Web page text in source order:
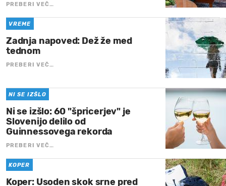
PREBERI VEČ…
VREME
Zadnja napoved: Dež že med
tednom
PREBERI VEČ…
NI SE IZŠLO
Ni se izšlo: 60 "špricerjev" je
Slovenijo delilo od
Guinnessovega rekorda
PREBERI VEČ…
KOPER
Koper: Usoden skok srne pred